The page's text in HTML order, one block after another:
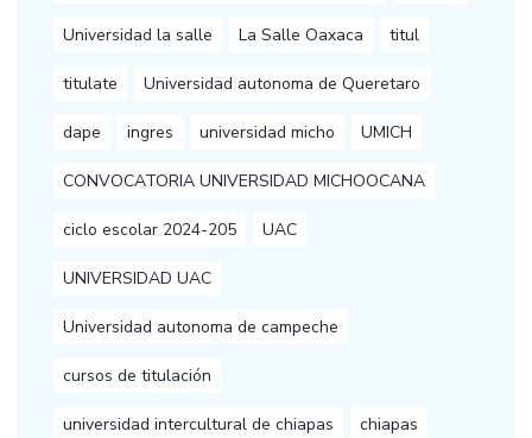
Universidad la salle La Salle Oaxaca titul
titulate Universidad autonoma de Queretaro
dape ingres universidad micho UMICH
CONVOCATORIA UNIVERSIDAD MICHOOCANA
ciclo escolar 2024-205 UAC
UNIVERSIDAD UAC
Universidad autonoma de campeche
cursos de titulación
universidad intercultural de chiapas chiapas